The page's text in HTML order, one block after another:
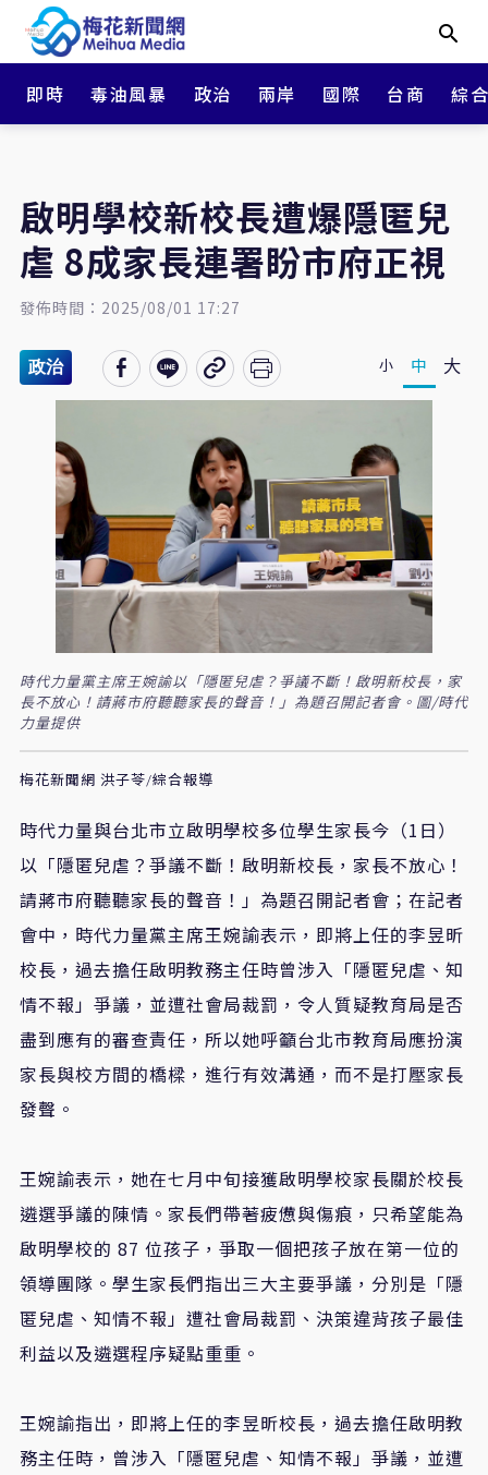
即時 毒油風暴 政治 兩岸 國際 台商 綜
啟明學校新校長遭爆隱匿兒
虐 8成家長連署盼市府正視
發佈時間：2025/08/01 17:27
政治 小 中 大
時代力量黨主席王婉諭以「隱匿兒虐？爭議不斷！啟明新校長，家
長不放心！請蔣市府聽聽家長的聲音！」為題召開記者會。圖/時代
力量提供
梅花新聞網 洪子苓/綜合報導
時代力量與台北市立啟明學校多位學生家長今（1日）
以「隱匿兒虐？爭議不斷！啟明新校長，家長不放心！
請蔣市府聽聽家長的聲音！」為題召開記者會；在記者
會中，時代力量黨主席王婉諭表示，即將上任的李昱昕
校長，過去擔任啟明教務主任時曾涉入「隱匿兒虐、知
情不報」爭議，並遭社會局裁罰，令人質疑教育局是否
盡到應有的審查責任，所以她呼籲台北市教育局應扮演
家長與校方間的橋樑，進行有效溝通，而不是打壓家長
發聲。
王婉諭表示，她在七月中旬接獲啟明學校家長關於校長
遴選爭議的陳情。家長們帶著疲憊與傷痕，只希望能為
啟明學校的 87 位孩子，爭取一個把孩子放在第一位的
領導團隊。學生家長們指出三大主要爭議，分別是「隱
匿兒虐、知情不報」遭社會局裁罰、決策違背孩子最佳
利益以及遴選程序疑點重重。
王婉諭指出，即將上任的李昱昕校長，過去擔任啟明教
務主任時，曾涉入「隱匿兒虐、知情不報」爭議，並遭